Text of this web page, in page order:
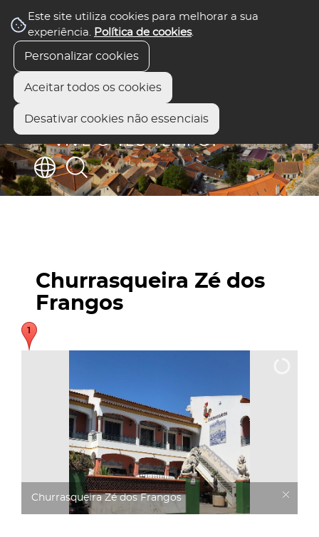
Este site utiliza cookies para melhorar a sua
experiência. Política de cookies.
Personalizar cookies
Aceitar todos os cookies
Desativar cookies não essenciais
Churrasqueira Zé dos
Frangos
Churrasqueira Zé dos Frangos